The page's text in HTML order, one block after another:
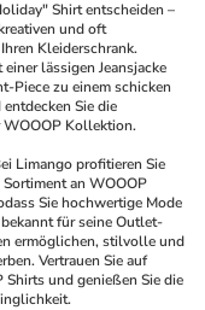
Shirt entscheiden –
und oft
Kleiderschrank.
lässigen Jeansjacke
Piece zu einem schicken
Sie die
Kollektion.
Limango profitieren Sie
an WOOOP
Sie hochwertige Mode
für seine Outlet-
ermöglichen, stilvolle und
Vertrauen Sie auf
und genießen Sie die